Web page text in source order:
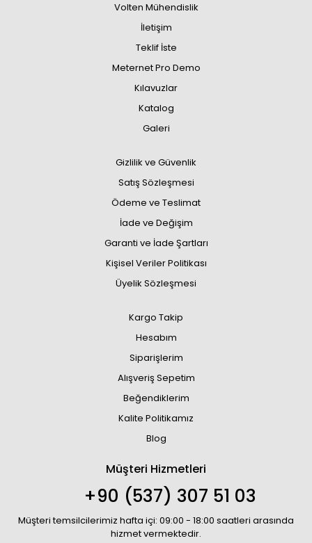
Volten Mühendislik
İletişim
Teklif İste
Meternet Pro Demo
Kılavuzlar
Katalog
Galeri
Gizlilik ve Güvenlik
Satış Sözleşmesi
Ödeme ve Teslimat
İade ve Değişim
Garanti ve İade Şartları
Kişisel Veriler Politikası
Üyelik Sözleşmesi
Kargo Takip
Hesabım
Siparişlerim
Alışveriş Sepetim
Beğendiklerim
Kalite Politikamız
Blog
Müşteri Hizmetleri
+90 (537) 307 51 03
Müşteri temsilcilerimiz hafta içi: 09:00 - 18:00 saatleri arasında
hizmet vermektedir.